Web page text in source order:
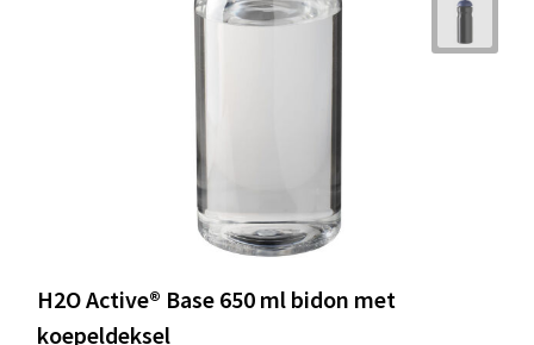
H2O Active® Base 650 ml bidon met
koepeldeksel